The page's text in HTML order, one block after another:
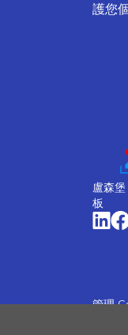
護您
盧森
板
管理